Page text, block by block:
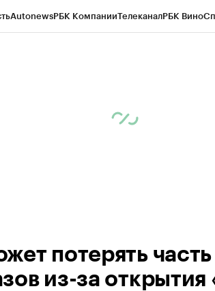
AutonewsРБК КомпанииТелеканалРБК Вино
потерять часть
из-за открытия